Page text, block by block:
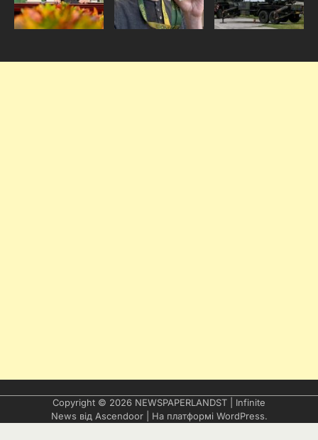
Copyright © 2026 NEWSPAPERLANDST | Infinite
News від Ascendoor| На платформі WordPress.